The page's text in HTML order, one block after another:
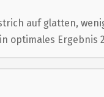
auf glatten,
optimales Ergebnis